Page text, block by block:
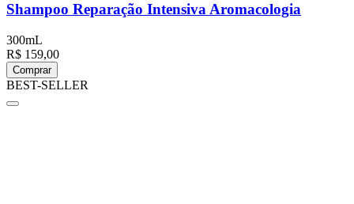
Shampoo Reparação Intensiva Aromacologia
300mL
R$ 159,00
Comprar
BEST-SELLER